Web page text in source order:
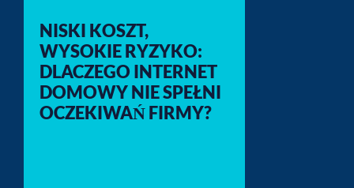
NISKI KOSZT,
WYSOKIE RYZYKO:
DLACZEGO INTERNET
DOMOWY NIE SPEŁNI
OCZEKIWAŃ FIRMY?